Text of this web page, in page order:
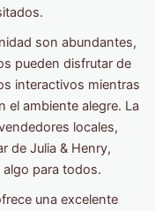
son abundantes,
pueden disfrutar de
interactivos mientras
el ambiente alegre. La
locales,
de Julia & Henry,
para todos.
una excelente